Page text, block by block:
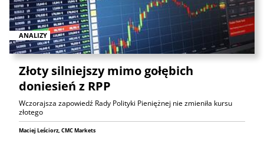
ANALIZY
Złoty silniejszy mimo gołębich
doniesień z RPP
Wczorajsza zapowiedź Rady Polityki Pieniężnej nie zmieniła kursu
złotego
Maciej Leściorz, CMC Markets